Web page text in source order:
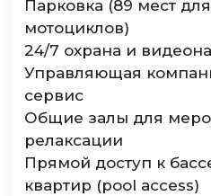
Парковка (89 мест
мотоциклов)
24/7 охрана и
Управляющая
сервис
Общие залы для
релаксации
Прямой доступ к
квартир (pool access)